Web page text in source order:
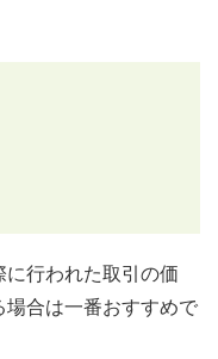
に行われた取引の価
合は一番おすすめで